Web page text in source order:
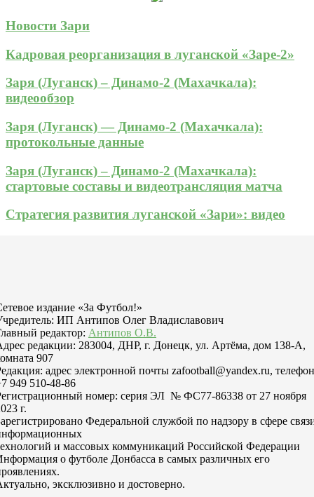
Новости Зари
Кадровая реорганизация в луганской «Заре-2»
Заря (Луганск) – Динамо-2 (Махачкала):
видеообзор
Заря (Луганск) — Динамо-2 (Махачкала):
протокольные данные
Заря (Луганск) – Динамо-2 (Махачкала):
стартовые составы и видеотрансляция матча
Стратегия развития луганской «Зари»: видео
издание «За Футбол!»
ИП Антипов Олег Владиславович
редактор: Антипов О.В.
редакции: 283004, ДНР, г. Донецк, ул. Артёма, дом 138-А,
907
адрес электронной почты zafootball@yandex.ru, телефон
949 510-48-86
номер: серия ЭЛ № ФС77-86338 от 27 ноября
г.
Федеральной службой по надзору в сфере
и массовых коммуникаций Российской Федерации
о футболе Донбасса в самых различных его
эксклюзивно и достоверно.